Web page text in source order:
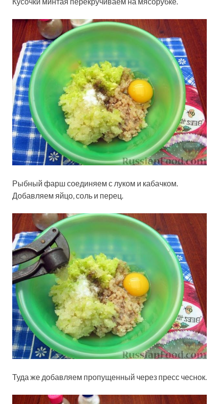
Рыбный фарш соединяем с луком и кабачком.
Добавляем яйцо, соль и перец.
Туда же добавляем пропущенный через пресс чеснок.